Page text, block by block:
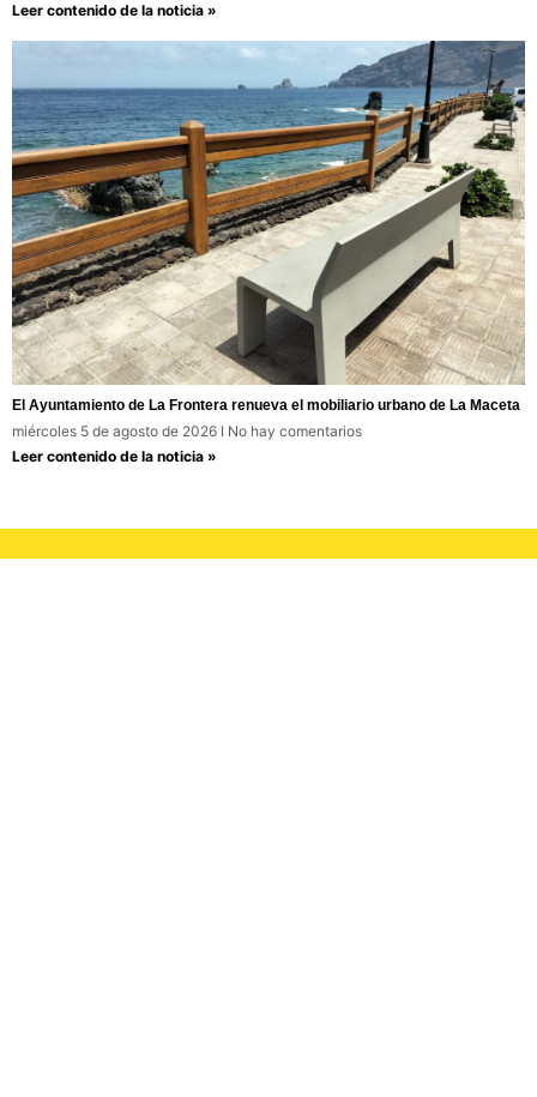
Leer contenido de la noticia »
El Ayuntamiento de La Frontera renueva el mobiliario urbano de La Maceta
miércoles 5 de agosto de 2026
No hay comentarios
Leer contenido de la noticia »